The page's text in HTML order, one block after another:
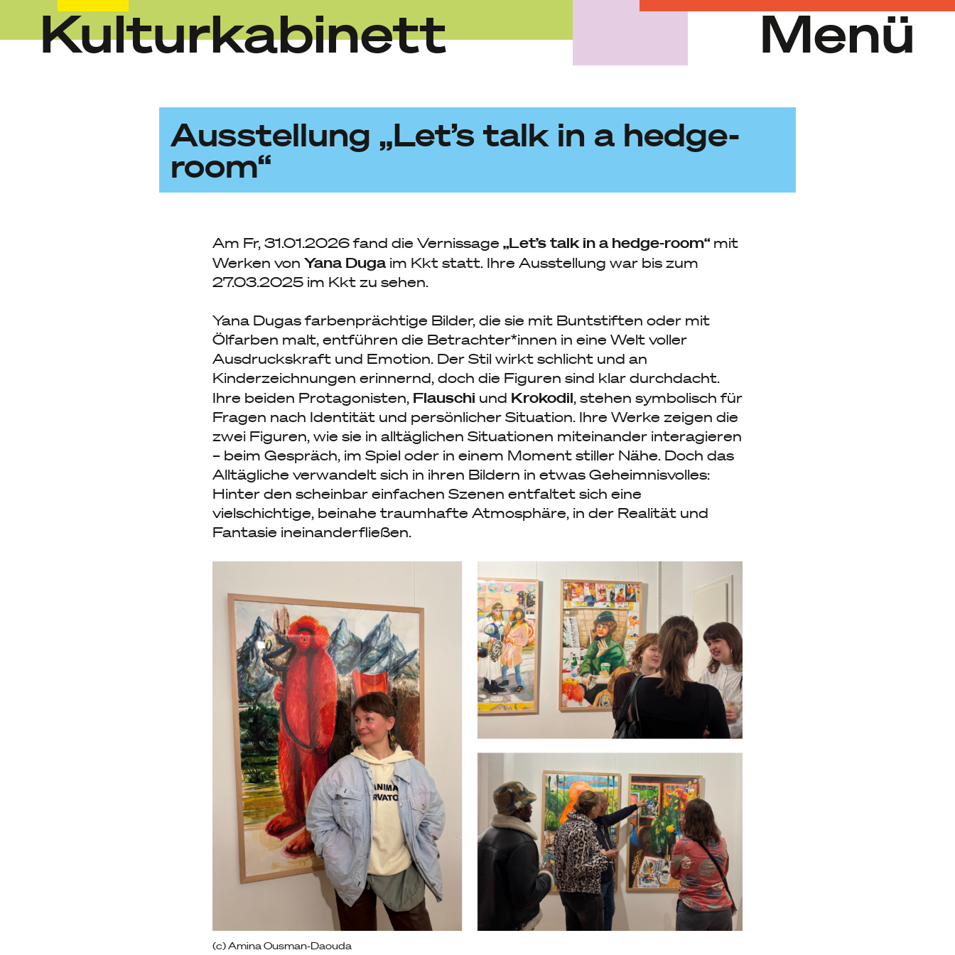
Kulturkabinett Menü
Ausstellung „Let’s talk in a hedge-
room“
Am Fr, 31.01.2026 fand die Vernissage „Let’s talk in a hedge-room“ mit
Werken von Yana Dugaim Kkt statt. Ihre Ausstellung war bis zum
27.03.2025 im Kkt zu sehen.
Yana Dugas farbenprächtige Bilder, die sie mit Buntstiften oder mit
Ölfarben malt, entführen die Betrachter*innen in eine Welt voller
Ausdruckskraft und Emotion. Der Stil wirkt schlicht und an
Kinderzeichnungen erinnernd, doch die Figuren sind klar durchdacht.
Ihre beiden Protagonisten, Flauschi und Krokodil, stehen symbolisch für
Fragen nach Identität und persönlicher Situation. Ihre Werke zeigen die
zwei Figuren, wie sie in alltäglichen Situationen miteinander interagieren
– beim Gespräch, im Spiel oder in einem Moment stiller Nähe. Doch das
Alltägliche verwandelt sich in ihren Bildern in etwas Geheimnisvolles:
Hinter den scheinbar einfachen Szenen entfaltet sich eine
vielschichtige, beinahe traumhafte Atmosphäre, in der Realität und
Fantasie ineinanderfließen.
(c) Amina Ousman-Daouda